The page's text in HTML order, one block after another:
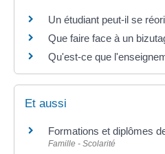
Un étudiant peut-il se
Que faire face à un
Qu'est-ce que
Et aussi
Formations et diplômes
Famille - Scolarité